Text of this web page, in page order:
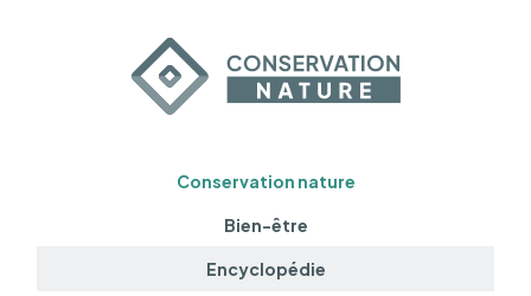
Conservation nature
Bien-être
Encyclopédie